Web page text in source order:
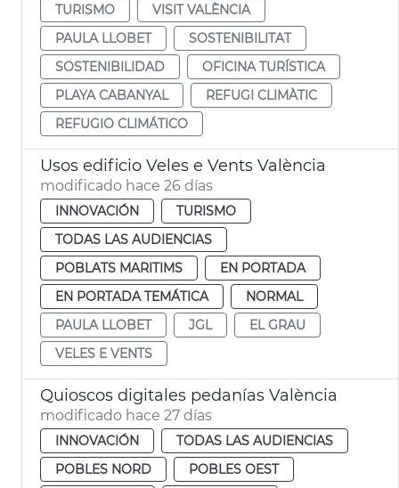
TURISMO
VISIT VALÈNCIA
PAULA LLOBET
SOSTENIBILITAT
SOSTENIBILIDAD
OFICINA TURÍSTICA
PLAYA CABANYAL
REFUGI CLIMÀTIC
REFUGIO CLIMÁTICO
Usos edificio Veles e Vents València
modificado hace 26 días
INNOVACIÓN
TURISMO
TODAS LAS AUDIENCIAS
POBLATS MARITIMS
EN PORTADA
EN PORTADA TEMÁTICA
NORMAL
PAULA LLOBET
JGL
EL GRAU
VELES E VENTS
Quioscos digitales pedanías València
modificado hace 27 días
INNOVACIÓN
TODAS LAS AUDIENCIAS
POBLES NORD
POBLES OEST